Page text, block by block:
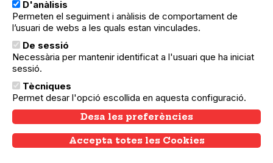
MUJER "
Aquest dia 7 de març us recordem que serà
una tarda plena d'activitats entorn el 8 M!Us
compartim més informació de la Mireia
Vilasecahttps://mireiavilaseca.info/i de la
Etèriahttps://www.instagram.…
D'anàlisis
Permeten el seguiment i anàlisis de comportament de
l’usuari de webs a les quals estan vinculades.
De sessió
Necessària per mantenir identificat a l'usuari que ha iniciat
sessió.
Tècniques
Permet desar l'opció escollida en aquesta configuració.
Desa les preferències
Accepta totes les Cookies
Withdraw consent